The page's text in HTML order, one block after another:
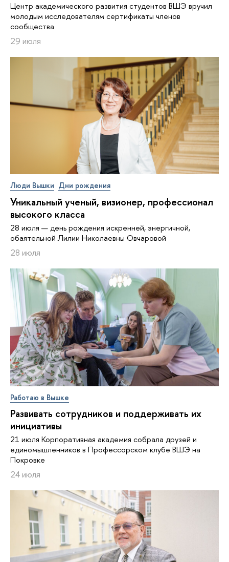
Центр академического развития студентов ВШЭ вручил
молодым исследователям сертификаты членов
сообщества
29 июля
Люди Вышки Дни рождения
Уникальный ученый, визионер, про­фес­си­о­нал
высокого класса
28 июля — день рождения искренней, энергичной,
обаятельной Лилии Николаевны Овчаровой
28 июля
Работаю в Вышке
Развивать сотрудников и поддерживать их
инициативы
21 июля Корпоративная академия собрала друзей и
единомышленников в Профессорском клубе ВШЭ на
Покровке
24 июля